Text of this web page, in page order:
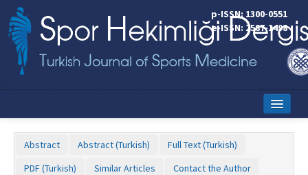
p-ISSN: 1300-0551
e-ISSN: 2587-1498
Abstract Abstract (Turkish)
Full Text (Turkish)
PDF (Turkish)
Similar Articles
Contact the Author